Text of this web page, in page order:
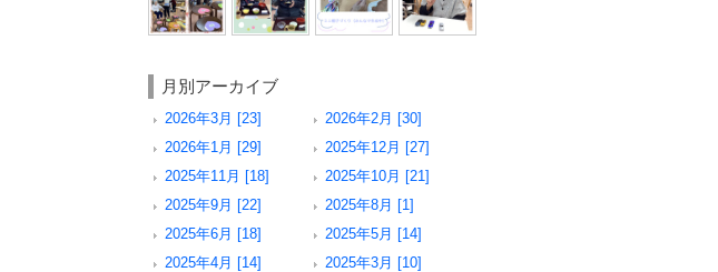
月別アーカイブ
2026年3月 [23]
2026年2月 [30]
2026年1月 [29]
2025年12月 [27]
2025年11月 [18]
2025年10月 [21]
2025年9月 [22]
2025年8月 [1]
2025年6月 [18]
2025年5月 [14]
2025年4月 [14]
2025年3月 [10]